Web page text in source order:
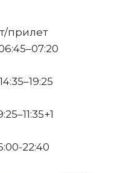
прилет
22:40